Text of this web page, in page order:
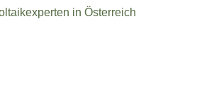
in Österreich